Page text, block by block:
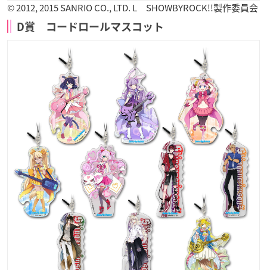
© 2012, 2015 SANRIO CO., LTD. L SHOWBYROCK!!製作委員会
D賞 コードロールマスコット